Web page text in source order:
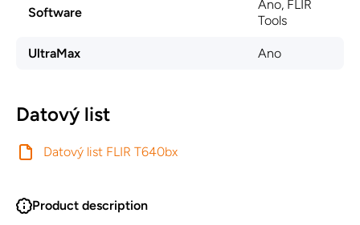
Software
Ano, FLIR
Tools
UltraMax Ano
Datový list
Datový list FLIR T640bx
Product description